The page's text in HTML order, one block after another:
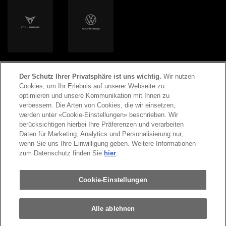
2026 Copyright AMAG Group AG
Impressum Datenschutzerklärung
Der Schutz Ihrer Privatsphäre ist uns wichtig. Wir nutzen
Cookies, um Ihr Erlebnis auf unserer Webseite zu
optimieren und unsere Kommunikation mit Ihnen zu
verbessern. Die Arten von Cookies, die wir einsetzen,
werden unter «Cookie-Einstellungen» beschrieben. Wir
berücksichtigen hierbei Ihre Präferenzen und verarbeiten
Daten für Marketing, Analytics und Personalisierung nur,
wenn Sie uns Ihre Einwilligung geben. Weitere Informationen
zum Datenschutz finden Sie hier.
Cookie-Einstellungen
Alle ablehnen